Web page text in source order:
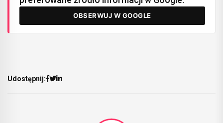
OBSERWUJ W GOOGLE
Udostępnij: